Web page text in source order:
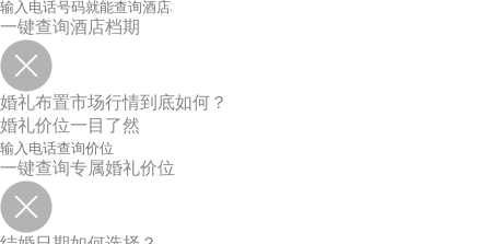
一键查询酒店档期
婚礼布置市场行情到底如何？
婚礼价位一目了然
一键查询专属婚礼价位